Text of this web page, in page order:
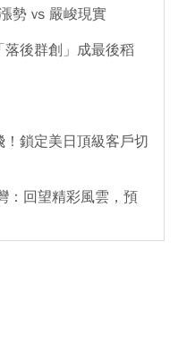
勢 vs 嚴峻現實
後群創」成最後稻
鎖定美日頂級客戶切
：回望精彩風雲，預